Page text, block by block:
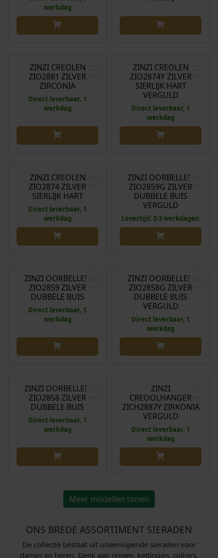
r
w
a
s
:
€
9
5
werkdag
ZINZI CREOLEN
ZIO2881 ZILVER
ZIRCONIA
Direct leverbaar, 1
werkdag
ZINZI CREOLEN
ZIO2874Y ZILVER
SIERLIJK HART
VERGULD
Direct leverbaar, 1
werkdag
ZINZI CREOLEN
ZIO2874 ZILVER
SIERLIJK HART
Direct leverbaar, 1
werkdag
ZINZI OORBELLEN
ZIO2859G ZILVER
DUBBELE BUIS
VERGULD
Levertijd: 2-3 werkdagen
ZINZI OORBELLEN
ZIO2859 ZILVER
DUBBELE BUIS
Direct leverbaar, 1
werkdag
ZINZI OORBELLEN
ZIO2858G ZILVER
DUBBELE BUIS
VERGULD
Direct leverbaar, 1
werkdag
ZINZI OORBELLEN
ZIO2858 ZILVER
DUBBELE BUIS
Direct leverbaar, 1
werkdag
ZINZI
CREOOLHANGER
ZICH2887Y ZIRKONIA
VERGULD
Direct leverbaar, 1
werkdag
Meer modellen tonen
ONS BREDE ASSORTIMENT SIERADEN
De collectie bestaat uit uiteenlopende sieraden voor
dames en heren. Denk aan ringen, kettingen, colliers,